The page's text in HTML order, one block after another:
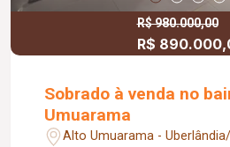
R$ 980.000,00
R$
Sobrado à venda no
Umuarama
Alto Umuarama -